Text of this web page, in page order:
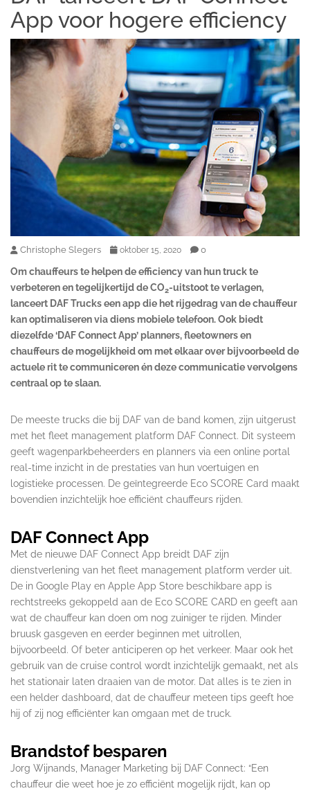
App voor hogere efficiency
Christophe Slegers oktober 15, 2020 0
Om chauffeurs te helpen de efficiency van hun truck te
verbeteren en tegelijkertijd de CO2-uitstoot te verlagen,
lanceert DAF Trucks een app die het rijgedrag van de chauffeur
kan optimaliseren via diens mobiele telefoon. Ook biedt
diezelfde ‘DAF Connect App’ planners, fleetowners en
chauffeurs de mogelijkheid om met elkaar over bijvoorbeeld de
actuele rit te communiceren én deze communicatie vervolgens
centraal op te slaan.
De meeste trucks die bij DAF van de band komen, zijn uitgerust
met het fleet management platform DAF Connect. Dit systeem
geeft wagenparkbeheerders en planners via een online portal
real-time inzicht in de prestaties van hun voertuigen en
logistieke processen. De geïntegreerde Eco SCORE Card maakt
bovendien inzichtelijk hoe efficiënt chauffeurs rijden.
DAF Connect App
Met de nieuwe DAF Connect App breidt DAF zijn
dienstverlening van het fleet management platform verder uit.
De in Google Play en Apple App Store beschikbare app is
rechtstreeks gekoppeld aan de Eco SCORE CARD en geeft aan
wat de chauffeur kan doen om nog zuiniger te rijden. Minder
bruusk gasgeven en eerder beginnen met uitrollen,
bijvoorbeeld. Of beter anticiperen op het verkeer. Maar ook het
gebruik van de cruise control wordt inzichtelijk gemaakt, net als
het stationair laten draaien van de motor. Dat alles is te zien in
een helder dashboard, dat de chauffeur meteen tips geeft hoe
hij of zij nog efficiënter kan omgaan met de truck.
Brandstof besparen
Jorg Wijnands, Manager Marketing bij DAF Connect: “Een
chauffeur die weet hoe je zo efficiënt mogelijk rijdt, kan op